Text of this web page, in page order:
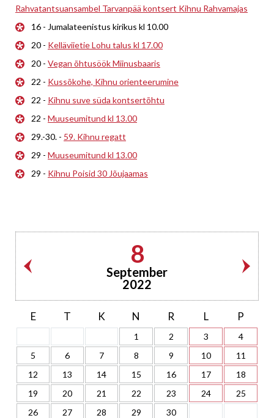
Rahvatantsuansambel Tarvanpää kontsert Kihnu Rahvamajas
16 - Jumalateenistus kirikus kl 10.00
20 - Kelläviietie Lohu talus kl 17.00
20 - Vegan õhtusöök Miinusbaaris
22 - Kussõkohe, Kihnu orienteerumine
22 - Kihnu suve süda kontsertõhtu
22 - Muuseumitund kl 13.00
29.-30. - 59. Kihnu regatt
29 - Muuseumitund kl 13.00
29 - Kihnu Poisid 30 Jõujaamas
8
September
2022
E T K N R L P
1 2 3
4
5
6 7 8 9 10
11
12
13 14 15 16 17
18
19
20 21 22 23 24
25
26
27 28 29 30